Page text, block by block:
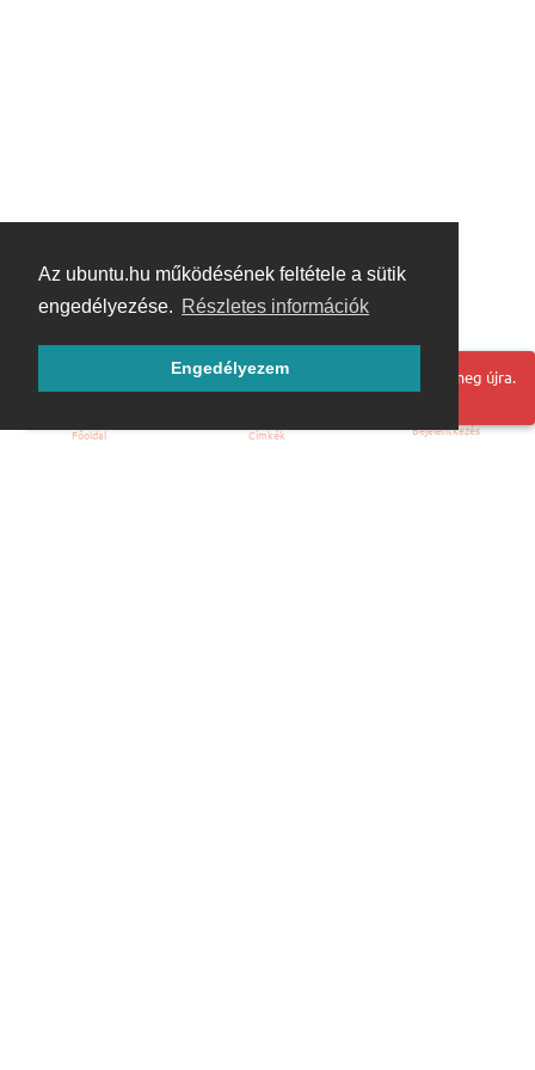
Az ubuntu.hu működésének feltétele a sütik
engedélyezése. Részletes információk
Engedélyezem
Hoppá! Valami hiba történt. Frissítse az oldalt és próbálja meg újra.
Főoldal Címkék Bejelentkezés